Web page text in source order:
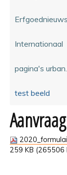
Erfgoednieuws
Internationaal
pagina's
test beeld
259 KB (265506